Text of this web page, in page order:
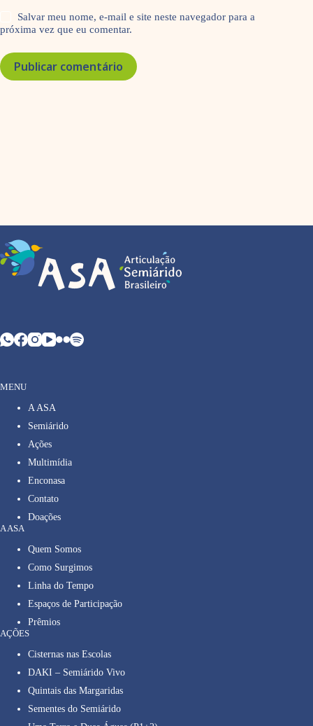
Salvar meu nome, e-mail e site neste navegador para a
próxima vez que eu comentar.
Publicar comentário
MENU
A ASA
Semiárido
Ações
Multimídia
Enconasa
Contato
Doações
A ASA
Quem Somos
Como Surgimos
Linha do Tempo
Espaços de Participação
Prêmios
AÇÕES
Cisternas nas Escolas
DAKI – Semiárido Vivo
Quintais das Margaridas
Sementes do Semiárido